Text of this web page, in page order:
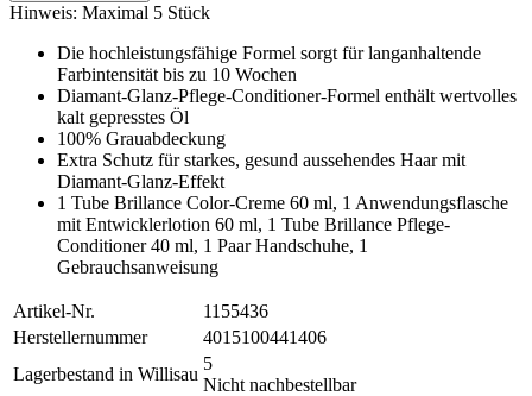
Hinweis: Maximal 5 Stück
Die hochleistungsfähige Formel sorgt für langanhaltende
Farbintensität bis zu 10 Wochen
Diamant-Glanz-Pflege-Conditioner-Formel enthält wertvolles
kalt gepresstes Öl
100% Grauabdeckung
Extra Schutz für starkes, gesund aussehendes Haar mit
Diamant-Glanz-Effekt
1 Tube Brillance Color-Creme 60 ml, 1 Anwendungsflasche
mit Entwicklerlotion 60 ml, 1 Tube Brillance Pflege-
Conditioner 40 ml, 1 Paar Handschuhe, 1
Gebrauchsanweisung
Artikel-Nr.
1155436
Herstellernummer
4015100441406
Lagerbestand in Willisau
5
Nicht nachbestellbar